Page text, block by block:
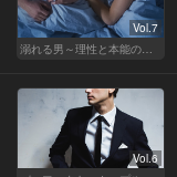
Vol.7
Vol.6